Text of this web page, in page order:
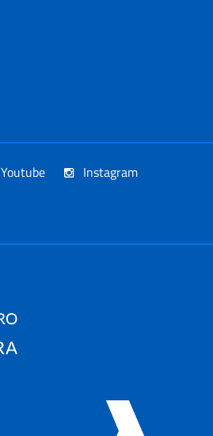
Youtube Instagram